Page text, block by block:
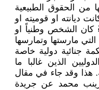
من الحقوق الطبيعية
ديانته او قوميته او
كان الشخص وطنياً او
التي مارستها وتمارسها
جنائية دولية خاصة
الذين غالبا ما
هذا وقد جاء في مقال
زينب محمد عن جريدة